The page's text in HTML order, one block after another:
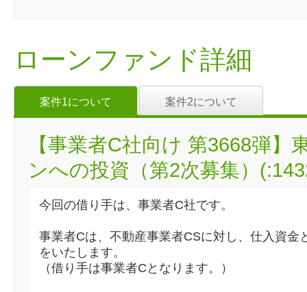
ローンファンド詳細
案件1について 案件2について
【事業者C社向け 第3668弾
ンへの投資（第2次募集）
今回の借り手は、事業者C社です。
事業者Cは、不動産事業者CSに対し、仕入資金
をいたします。
（借り手は事業者Cとなります。）